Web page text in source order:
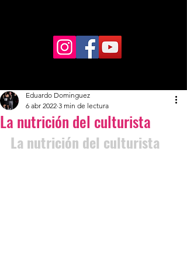
La nutrición del culturista
Eduardo Dominguez
6 abr 2022 3 min de lectura
La nutrición del culturista